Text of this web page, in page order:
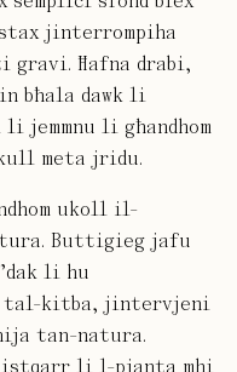
jinterrompiha
gravi. Ħafna drabi,
bħala dawk li
li għandhom
meta jridu.
ukoll il-
Buttigieg jafu
li hu
tal-kitba, jintervjeni
tan-natura.